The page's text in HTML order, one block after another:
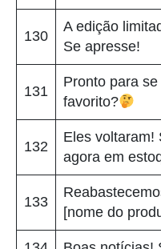
130
A edição
Se apresse!
131
Pronto para
favorito?
132
Eles voltaram!
agora em
133
[nome do